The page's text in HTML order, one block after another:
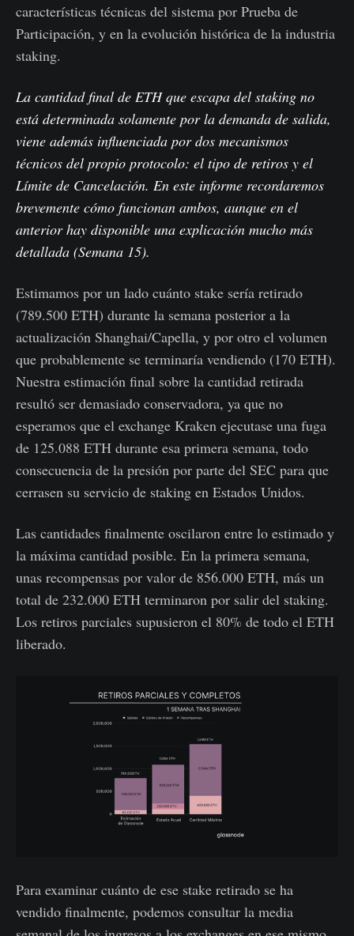
características técnicas del sistema por Prueba de
Participación, y en la evolución histórica de la industria
staking.
La cantidad final de ETH que escapa del staking no
está determinada solamente por la demanda de salida,
viene además influenciada por dos mecanismos
técnicos del propio protocolo: el tipo de retiros y el
Límite de Cancelación. En este informe recordaremos
brevemente cómo funcionan ambos, aunque en el
anterior hay disponible una explicación mucho más
detallada (Semana 15).
Estimamos por un lado cuánto stake sería retirado
(789.500 ETH) durante la semana posterior a la
actualización Shanghai/Capella, y por otro el volumen
que probablemente se terminaría vendiendo (170 ETH).
Nuestra estimación final sobre la cantidad retirada
resultó ser demasiado conservadora, ya que no
esperamos que el exchange Kraken ejecutase una fuga
de 125.088 ETH durante esa primera semana, todo
consecuencia de la presión por parte del SEC para que
cerrasen su servicio de staking en Estados Unidos.
Las cantidades finalmente oscilaron entre lo estimado y
la máxima cantidad posible. En la primera semana,
unas recompensas por valor de 856.000 ETH, más un
total de 232.000 ETH terminaron por salir del staking.
Los retiros parciales supusieron el 80% de todo el ETH
liberado.
Para examinar cuánto de ese stake retirado se ha
vendido finalmente, podemos consultar la media